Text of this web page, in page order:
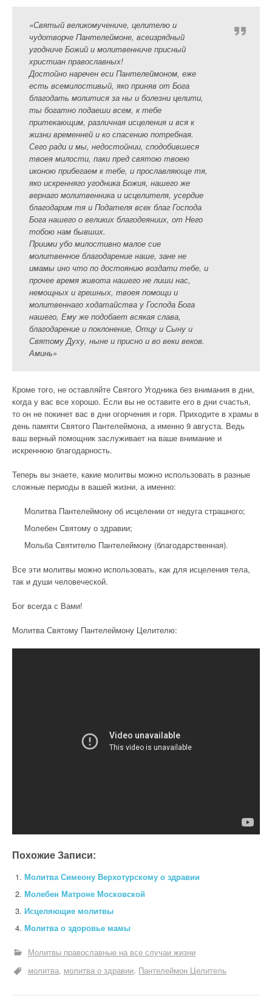
«Святый великомучениче, целителю и
чудотворче Пантелеймоне, всеизрядный
угодниче Божий и молитвенниче присный
христиан православных!
Достойно наречен еси Пантелеймоном, еже
есть всемилостивый, яко приняв от Бога
благодать молитися за ны и болезни целити,
ты богатно подаеши всем, к тебе
притекающим, различная исцеления и вся к
жизни временней и ко спасению потребная.
Сего ради и мы, недостойнии, сподобившеся
твоея милости, паки пред святою твоею
иконою прибегаем к тебе, и прославляюще тя,
яко искренняго угодника Божия, нашего же
вернаго молитвенника и исцелителя, усердие
благодарим тя и Подателя всех благ Господа
Бога нашего о великих благодеяниих, от Него
тобою нам бывших.
Приими убо милостивно малое сие
молитвенное благодарение наше, зане не
имамы ино что по достоянию воздати тебе, и
прочее время живота нашего не лиши нас,
немощных и грешных, твоея помощи и
молитвеннаго ходатайства у Господа Бога
нашего, Ему же подобает всякая слава,
благодарение и поклонение, Отцу и Сыну и
Святому Духу, ныне и присно и во веки веков.
Аминь»
Кроме того, не оставляйте Святого Угодника без внимания в дни,
когда у вас все хорошо. Если вы не оставите его в дни счастья,
то он не покинет вас в дни огорчения и горя. Приходите в храмы в
день памяти Святого Пантелеймона, а именно 9 августа. Ведь
ваш верный помощник заслуживает на ваше внимание и
искреннюю благодарность.
Теперь вы знаете, какие молитвы можно использовать в разные
сложные периоды в вашей жизни, а именно:
Молитва Пантелеймону об исцелении от недуга страшного;
Молебен Святому о здравии;
Мольба Святителю Пантелеймону (благодарственная).
Все эти молитвы можно использовать, как для исцеления тела,
так и души человеческой.
Бог всегда с Вами!
Молитва Святому Пантелеймону Целителю:
Похожие Записи:
Молитва Симеону Верхотурскому о здравии
Молебен Матроне Московской
Исцеляющие молитвы
Молитва о здоровье мамы
Молитвы православные на все случаи жизни
молитва молитва о здравии Пантелеймон Целитель